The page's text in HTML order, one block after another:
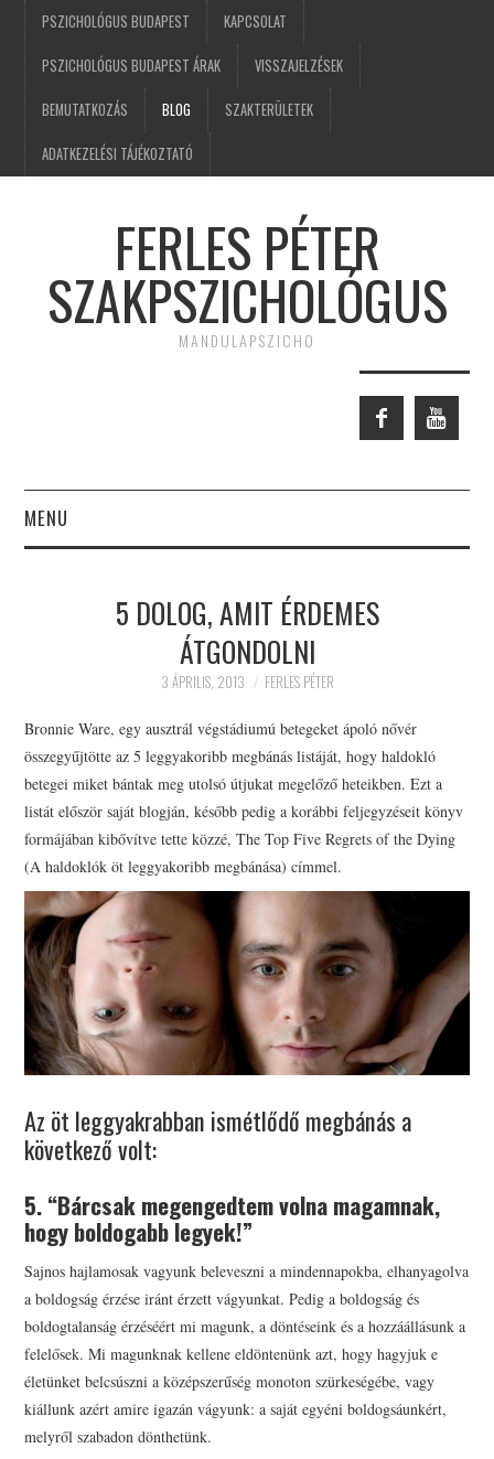
PSZICHOLÓGUS BUDAPEST KAPCSOLAT
PSZICHOLÓGUS BUDAPEST ÁRAK VISSZAJELZÉSEK
BEMUTATKOZÁS BLOG SZAKTERÜLETEK
ADATKEZELÉSI TÁJÉKOZTATÓ
FERLES PÉTER
SZAKPSZICHOLÓGUS
MANDULAPSZICHO
MENU
BUDAPEST
BEMUTATKOZÁS
KAPCSOLAT
PSZICHOLÓGUS
BUDAPEST ÁRAK
SZAKTERÜLETEK
EBOOKOK
KOSÁR
BLOG
5 DOLOG, AMIT ÉRDEMES
ÁTGONDOLNI
3 ÁPRILIS, 2013 FERLES PÉTER
Bronnie Ware, egy ausztrál végstádiumú betegeket ápoló nővér
összegyűjtötte az 5 leggyakoribb megbánás listáját, hogy haldokló
betegei miket bántak meg utolsó útjukat megelőző heteikben. Ezt a
listát először saját blogján, később pedig a korábbi feljegyzéseit könyv
formájában kibővítve tette közzé, The Top Five Regrets of the Dying
(A haldoklók öt leggyakoribb megbánása) címmel.
Az öt leggyakrabban ismétlődő megbánás a
következő volt:
5. “Bárcsak megengedtem volna magamnak,
hogy boldogabb legyek!”
Sajnos hajlamosak vagyunk beleveszni a mindennapokba, elhanyagolva
a boldogság érzése iránt érzett vágyunkat. Pedig a boldogság és
boldogtalanság érzéséért mi magunk, a döntéseink és a hozzáállásunk a
felelősek. Mi magunknak kellene eldöntenünk azt, hogy hagyjuk e
életünket belcsúszni a középszerűség monoton szürkeségébe, vagy
kiállunk azért amire igazán vágyunk: a saját egyéni boldogsáunkért,
melyről szabadon dönthetünk.